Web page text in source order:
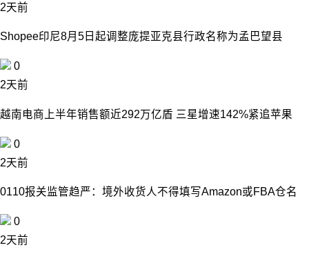
2天前
Shopee印尼8月5日起调整庞提亚克县行政名称为孟巴望县
0
2天前
越南电商上半年销售额近292万亿盾 三星增速142%紧追苹果
0
2天前
0110报关监管趋严：境外收货人不得填写Amazon或FBA仓名
0
2天前